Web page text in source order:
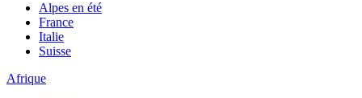
Alpes en été
France
Italie
Suisse
Afrique